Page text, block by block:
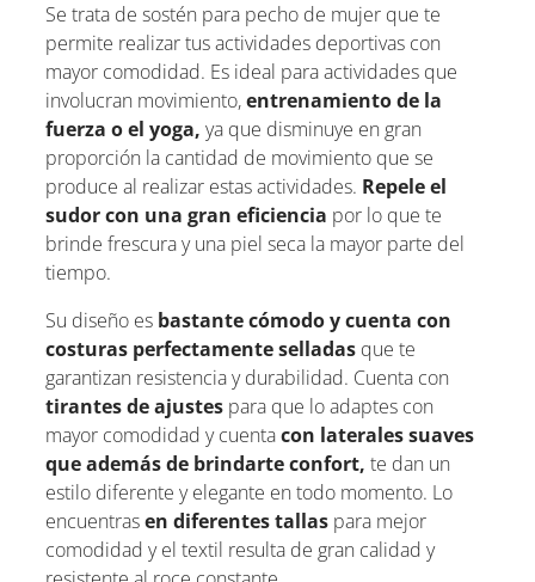
Se trata de sostén para pecho de mujer que te
permite realizar tus actividades deportivas con
mayor comodidad. Es ideal para actividades que
involucran movimiento,entrenamiento de la
fuerza o el yoga, ya que disminuye en gran
proporción la cantidad de movimiento que se
produce al realizar estas actividades. Repele el
sudor con una gran eficiencia por lo que te
brinde frescura y una piel seca la mayor parte del
tiempo.
Su diseño es bastante cómodo y cuenta con
costuras perfectamente selladas que te
garantizan resistencia y durabilidad. Cuenta con
tirantes de ajustes para que lo adaptes con
mayor comodidad y cuentacon laterales suaves
que además de brindarte confort, te dan un
estilo diferente y elegante en todo momento. Lo
encuentrasen diferentes tallas para mejor
comodidad y el textil resulta de gran calidad y